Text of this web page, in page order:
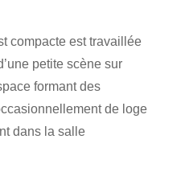
compacte est travaillée
petite scène sur
formant des
de loge
dans la salle